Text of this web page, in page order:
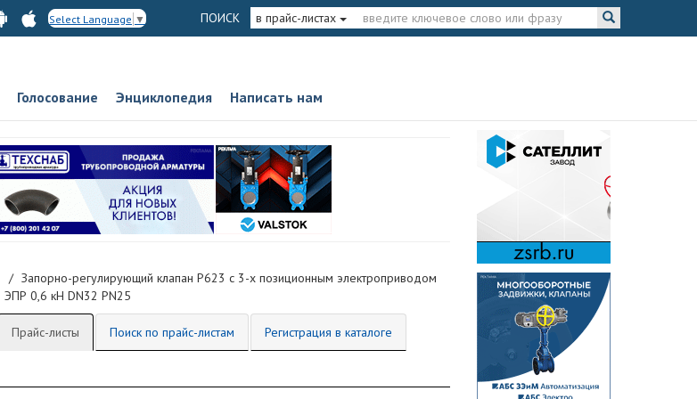
Select Language ▼ ПОИСК в прайс-листах
Голосование Энциклопедия Написать нам
Запорно-регулирующий клапан Р623 с 3-х позиционным электроприводом
ЭПР 0,6 кН DN32 PN25
Прайс-листы Поиск по прайс-листам Регистрация в каталоге